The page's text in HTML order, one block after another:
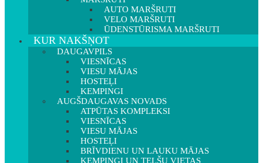
AUTO MARŠRUTI
VELO MARŠRUTI
ŪDENSTŪRISMA MARŠRUTI
KUR NAKŠŅOT
DAUGAVPILS
VIESNĪCAS
VIESU MĀJAS
HOSTEĻI
KEMPINGI
AUGŠDAUGAVAS NOVADS
ATPŪTAS KOMPLEKSI
VIESNĪCAS
VIESU MĀJAS
HOSTEĻI
BRĪVDIENU UN LAUKU MĀJAS
KEMPINGI UN TELŠU VIETAS